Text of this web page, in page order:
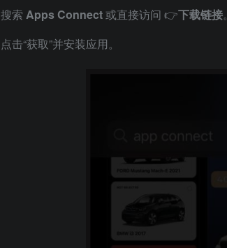
搜索 Apps Connect或直接访问 👉下载链接。
点击“获取”并安装应用。